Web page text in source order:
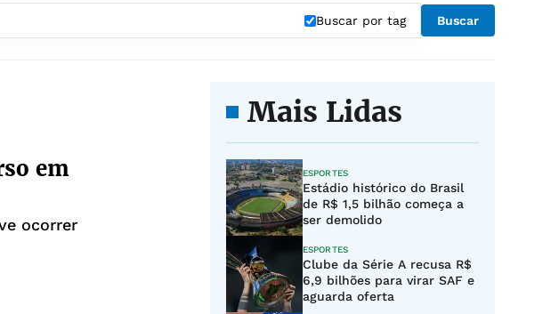
Buscar por tag Buscar
em
ocorrer
Mais Lidas
ESPORTES
Estádio histórico do Brasil
de R$ 1,5 bilhão começa a
ser demolido
ESPORTES
Clube da Série A recusa R$
6,9 bilhões para virar SAF e
aguarda oferta